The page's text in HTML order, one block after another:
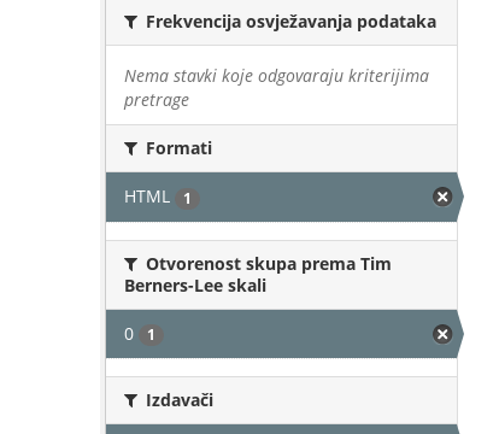
Frekvencija osvježavanja podataka
Nema stavki koje odgovaraju kriterijima
pretrage
Formati
HTML 1
Otvorenost skupa prema Tim
Berners-Lee skali
0 1
Izdavači